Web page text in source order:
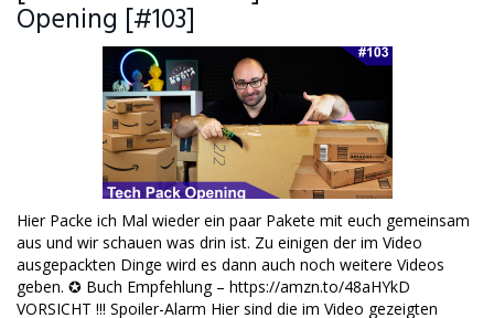
Opening [#103]
Hier Packe ich Mal wieder ein paar Pakete mit euch gemeinsam
aus und wir schauen was drin ist. Zu einigen der im Video
ausgepackten Dinge wird es dann auch noch weitere Videos
geben. ✪ Buch Empfehlung – https://amzn.to/48aHYkD
VORSICHT !!! Spoiler-Alarm Hier sind die im Video gezeigten